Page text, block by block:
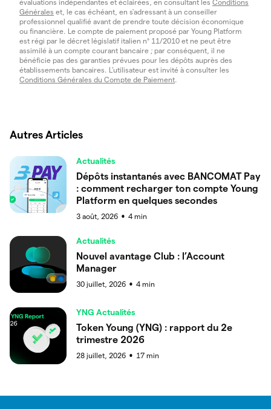
évaluations indépendantes et éclairées, en consultant les Conditions
Générales et, le cas échéant, en s'adressant à un conseiller
professionnel qualifié avant de prendre toute décision économique
ou financière. Le compte de paiement proposé par Young Platform
est régi par le décret législatif italien n° 11/2010 et ne peut être
assimilé à un compte courant bancaire ; par conséquent, il ne
bénéficie pas des garanties prévues pour les dépôts auprès des
établissements bancaires. L'utilisateur est invité à consulter les
Conditions Générales du Compte de Paiement
Autres Articles
Actualités
Dépôts instantanés avec BANCOMAT Pay
: comment recharger ton compte Young
Platform en quelques secondes
3 août, 2026 ● 4 min
Actualités
Nouvel avantage Club : l’Account
Manager
30 juillet, 2026 ● 4 min
YNG Actualités
Token Young (YNG) : rapport du 2e
trimestre 2026
28 juillet, 2026 ● 17 min